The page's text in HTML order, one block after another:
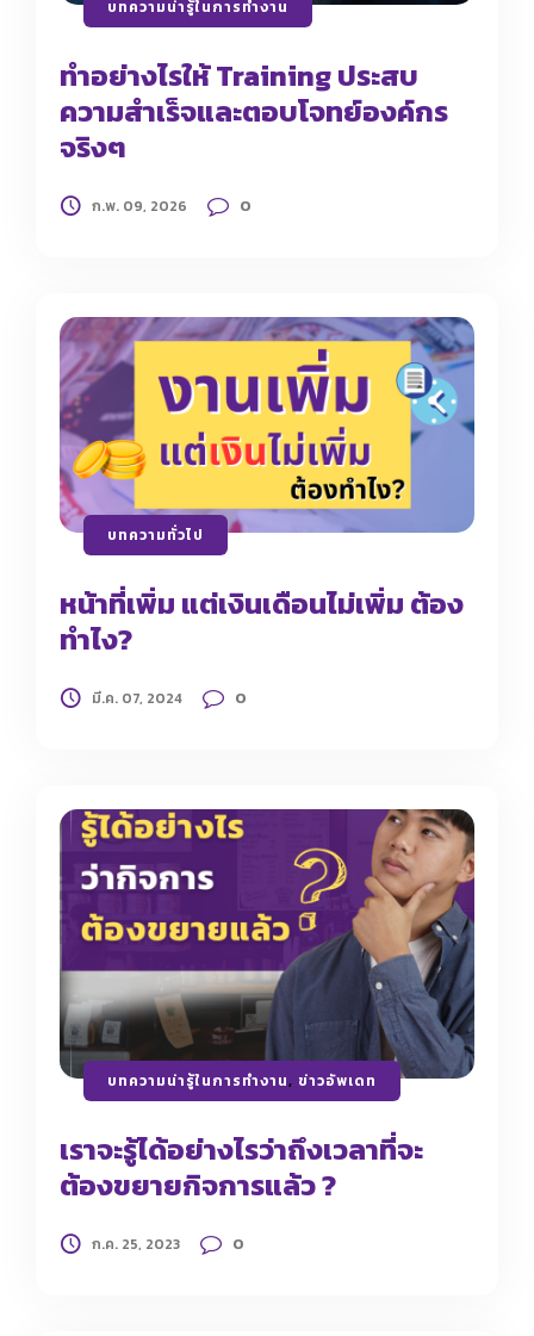
บทความน่ารู้ในการทำงาน
ทำอย่างไรให้ Training ประสบ
ความสำเร็จและตอบโจทย์องค์กร
จริงๆ
ก.พ. 09, 2026 0
บทความทั่วไป
หน้าที่เพิ่ม แต่เงินเดือนไม่เพิ่ม ต้อง
ทำไง?
มี.ค. 07, 2024 0
บทความน่ารู้ในการทำงาน, ข่าวอัพเดท
เราจะรู้ได้อย่างไรว่าถึงเวลาที่จะ
ต้องขยายกิจการแล้ว ?
ก.ค. 25, 2023 0